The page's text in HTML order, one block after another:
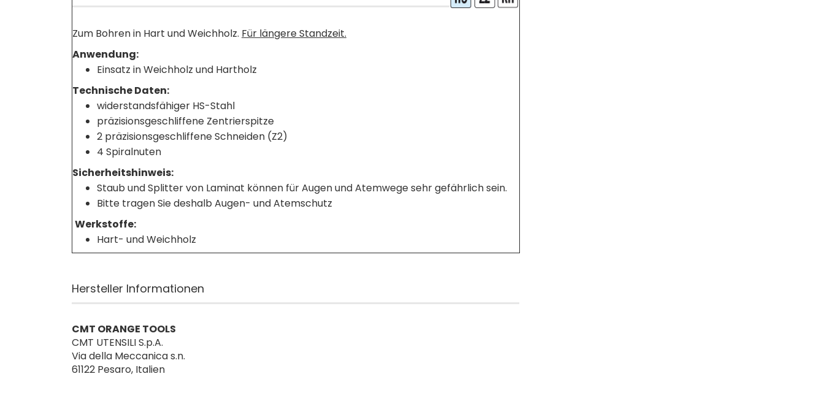
Zum Bohren in Hart und Weichholz. Für längere Standzeit.
Anwendung:
Einsatz in Weichholz und Hartholz
Technische Daten:
widerstandsfähiger HS-Stahl
präzisionsgeschliffene Zentrierspitze
2 präzisionsgeschliffene Schneiden (Z2)
4 Spiralnuten
Sicherheitshinweis:
Staub und Splitter von Laminat können für Augen und Atemwege sehr gefährlich sein.
Bitte tragen Sie deshalb Augen- und Atemschutz
Werkstoffe:
Hart- und Weichholz
Hersteller Informationen
CMT ORANGE TOOLS
CMT UTENSILI S.p.A.
Via della Meccanica s.n.
61122 Pesaro, Italien